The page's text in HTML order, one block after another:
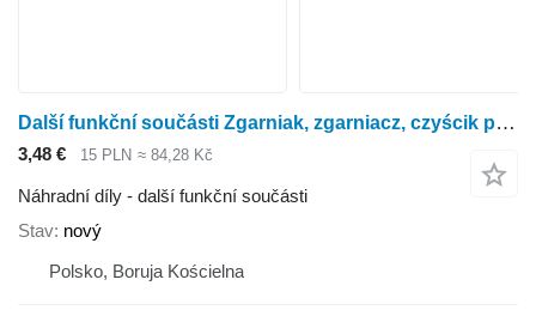
Další funkční součásti Zgarniak, zgarniacz, czyścik pił, noża, piły pro rotačního kukuřičného adaptéru Kemper 345, 360, 37
3,48 € 15 PLN ≈ 84,28 Kč
Náhradní díly - další funkční součásti
Stav nový
Polsko, Boruja Kościelna